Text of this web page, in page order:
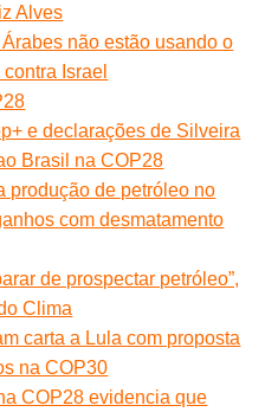
Alves
não estão usando o
Israel
e declarações de Silveira
Brasil na COP28
produção de petróleo no
com desmatamento
de prospectar petróleo”,
Clima
carta a Lula com proposta
na COP30
COP28 evidencia que